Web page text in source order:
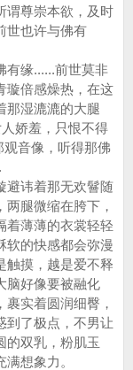
谓尊崇本欲，及时
世也许与佛有
缘......前世莫非
璇倍感燥热，在这
那湿漉漉的大腿
娇羞，只恨不得
音像，听得那佛
讳着那无欢鬙随
腿微缩在胯下，
着薄薄的衣裳轻轻
软的快感都会弥漫
触摸，越是爱不释
脑好像要被融化
实着圆润细臀，
到了极点，不男让
的双乳，粉肌玉
想象力。